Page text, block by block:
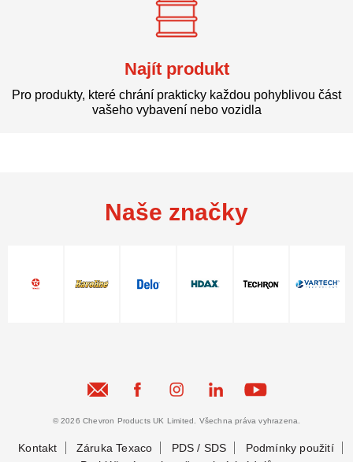
Najít produkt
Pro produkty, které chrání prakticky každou pohyblivou část
vašeho vybavení nebo vozidla
Naše značky
© 2026 Chevron Products UK Limited. Všechna práva vyhrazena.
Kontakt Záruka Texaco PDS / SDS
Podmínky použití